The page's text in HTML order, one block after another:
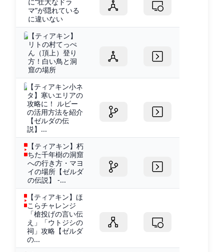
マ”が隠れている
に違いない
【ティアキン】
リトの村てっぺ
ん（頂上）登り
方！白い鳥と洞
窟の場所
【ティアキン小ネ
タ】寒いエリアの
攻略に！ ルビー
の活用方法を紹介
【ゼルダの伝
説】...
【ティアキン】朽
ちた千年樹の洞窟
への行き方・マヨ
イの場所【ゼルダ
の伝説】 -...
【ティアキン】ほ
こらチャレンジ
「槍投げの言い伝
え」「ウトジシの
祠」攻略【ゼルダ
の...